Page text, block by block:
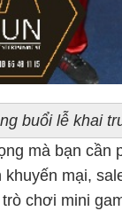
buổi lễ khai
mà bạn cần
mại,
chơi mini